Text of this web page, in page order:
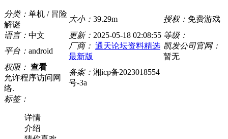
分类： 单机 / 冒险
解谜
大小： 39.29m 授权： 免费游戏
语言： 中文 更新： 2025-05-18 02:08:55 等级：
平台： android
厂商： 通天论坛资料精选
最新版
凯发公司官网：
暂无
权限： 查看
允许程序访问网
络.
备案： 湘icp备2023018554
号-3a
标签：
详情
介绍